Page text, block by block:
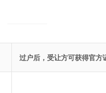
过户后，受让方可获得官方